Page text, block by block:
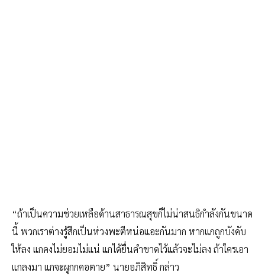
“ถ้าเป็นความช่วยเหลือด้านสาธารณสุขก็ไม่น่าสนธิกำลังกันขนาด
นี้ พวกเราต่างรู้สึกเป็นห่วงพะตีหน่อแอะกันมาก หากแกถูกบังคับ
ให้ลง แกคงไม่ยอมไม่แน่ แกได้ยื่นคำขาดไว้แล้วจะไม่ลง ถ้าใครเอา
แกลงมา แกจะผูกกคอตาย” นายอภิสิทธิ์ กล่าว